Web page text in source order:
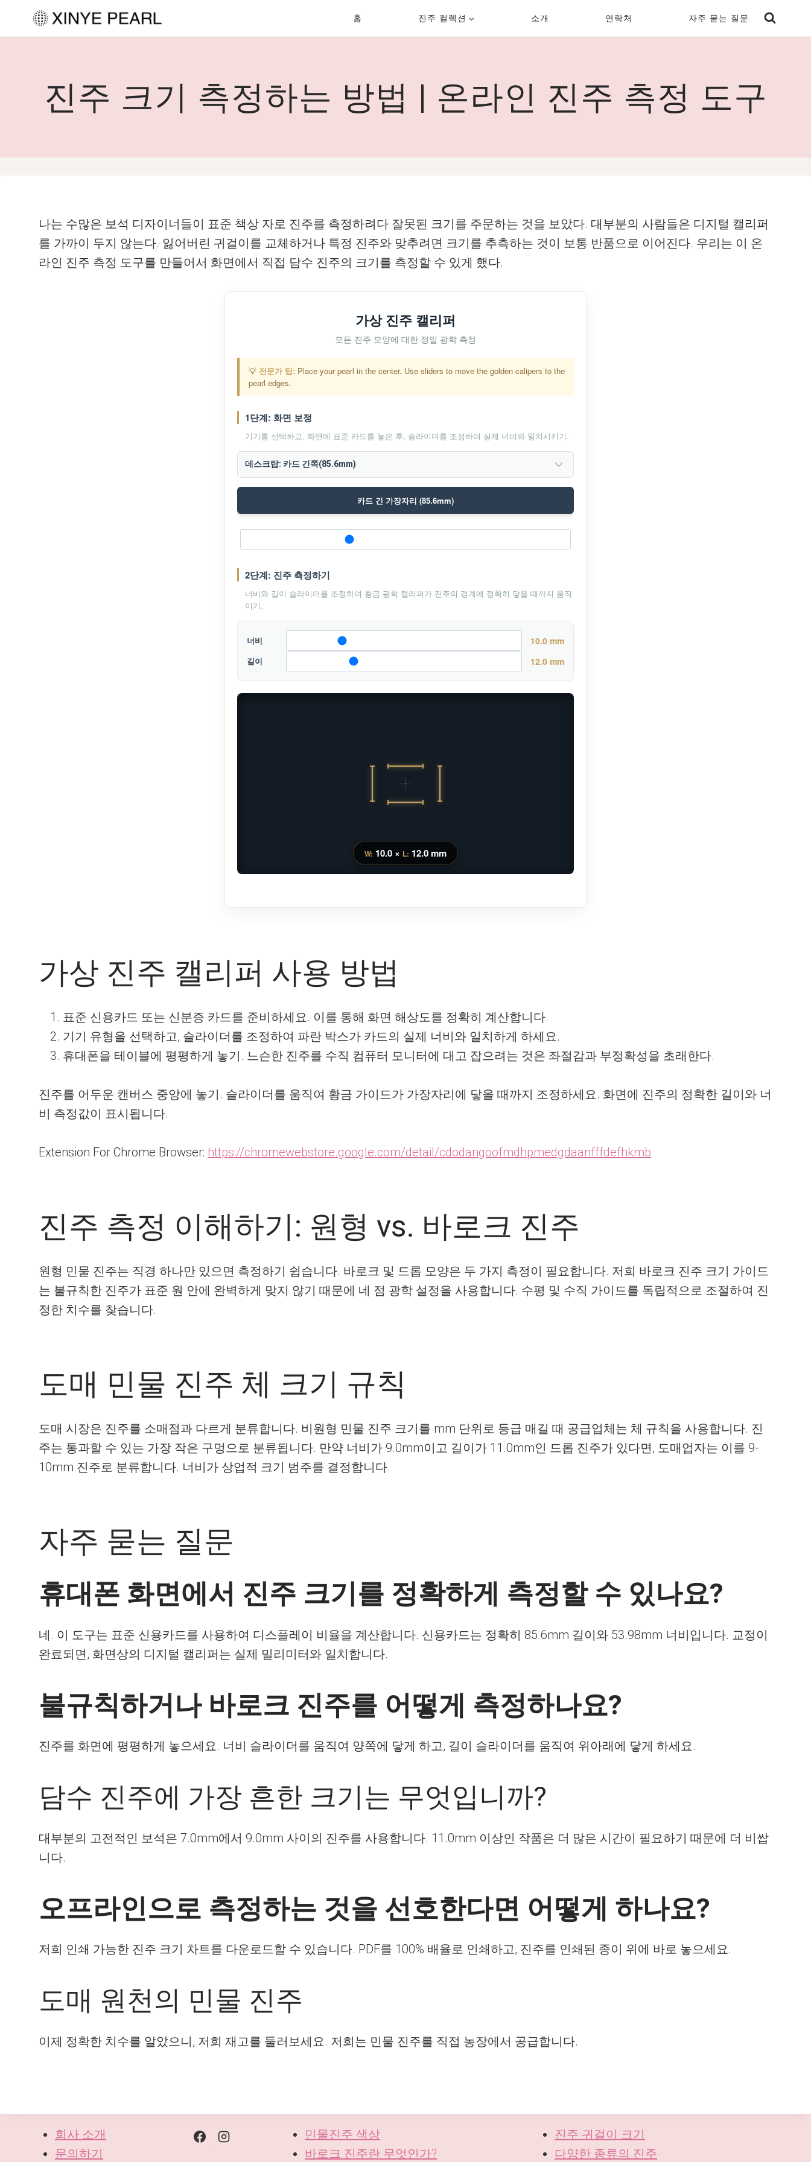
홈 진주 컬렉션 소개 연락처 자주 묻는 질문
진주 크기 측정하는 방법 | 온라인 진주 측정 도구
나는 수많은 보석 디자이너들이 표준 책상 자로 진주를 측정하려다 잘못된 크기를 주문하는 것을 보았다. 대부분의 사람들은 디지털 캘리퍼
를 가까이 두지 않는다. 잃어버린 귀걸이를 교체하거나 특정 진주와 맞추려면 크기를 추측하는 것이 보통 반품으로 이어진다. 우리는 이 온
라인 진주 측정 도구를 만들어서 화면에서 직접 담수 진주의 크기를 측정할 수 있게 했다.
가상 진주 캘리퍼
모든 진주 모양에 대한 정밀 광학 측정
💡 전문가 팁: Place your pearl in the center. Use sliders to move the golden calipers to the
pearl edges.
1단계: 화면 보정
기기를 선택하고, 화면에 표준 카드를 놓은 후, 슬라이더를 조정하여 실제 너비와 일치시키기.
카드 긴 가장자리 (85.6mm)
2단계: 진주 측정하기
너비와 길이 슬라이더를 조정하여 황금 광학 캘리퍼가 진주의 경계에 정확히 닿을 때까지 움직
이기.
너비 10.0 mm
길이 12.0 mm
W: 10.0 × L: 12.0 mm
가상 진주 캘리퍼 사용 방법
표준 신용카드 또는 신분증 카드를 준비하세요. 이를 통해 화면 해상도를 정확히 계산합니다.
기기 유형을 선택하고, 슬라이더를 조정하여 파란 박스가 카드의 실제 너비와 일치하게 하세요.
휴대폰을 테이블에 평평하게 놓기. 느슨한 진주를 수직 컴퓨터 모니터에 대고 잡으려는 것은 좌절감과 부정확성을 초래한다.
진주를 어두운 캔버스 중앙에 놓기. 슬라이더를 움직여 황금 가이드가 가장자리에 닿을 때까지 조정하세요. 화면에 진주의 정확한 길이와 너
비 측정값이 표시됩니다.
Extension For Chrome Browser: https://chromewebstore.google.com/detail/cdodangoofmdhpmedgdaanfffdefhkmb
진주 측정 이해하기: 원형 vs. 바로크 진주
원형 민물 진주는 직경 하나만 있으면 측정하기 쉽습니다. 바로크 및 드롭 모양은 두 가지 측정이 필요합니다. 저희 바로크 진주 크기 가이드
는 불규칙한 진주가 표준 원 안에 완벽하게 맞지 않기 때문에 네 점 광학 설정을 사용합니다. 수평 및 수직 가이드를 독립적으로 조절하여 진
정한 치수를 찾습니다.
도매 민물 진주 체 크기 규칙
도매 시장은 진주를 소매점과 다르게 분류합니다. 비원형 민물 진주 크기를 mm 단위로 등급 매길 때 공급업체는 체 규칙을 사용합니다. 진
주는 통과할 수 있는 가장 작은 구멍으로 분류됩니다. 만약 너비가 9.0mm이고 길이가 11.0mm인 드롭 진주가 있다면, 도매업자는 이를 9-
10mm 진주로 분류합니다. 너비가 상업적 크기 범주를 결정합니다.
자주 묻는 질문
휴대폰 화면에서 진주 크기를 정확하게 측정할 수 있나요?
네. 이 도구는 표준 신용카드를 사용하여 디스플레이 비율을 계산합니다. 신용카드는 정확히 85.6mm 길이와 53.98mm 너비입니다. 교정이
완료되면, 화면상의 디지털 캘리퍼는 실제 밀리미터와 일치합니다.
불규칙하거나 바로크 진주를 어떻게 측정하나요?
진주를 화면에 평평하게 놓으세요. 너비 슬라이더를 움직여 양쪽에 닿게 하고, 길이 슬라이더를 움직여 위아래에 닿게 하세요.
담수 진주에 가장 흔한 크기는 무엇입니까?
대부분의 고전적인 보석은 7.0mm에서 9.0mm 사이의 진주를 사용합니다. 11.0mm 이상인 작품은 더 많은 시간이 필요하기 때문에 더 비쌉
니다.
오프라인으로 측정하는 것을 선호한다면 어떻게 하나요?
저희 인쇄 가능한 진주 크기 차트를 다운로드할 수 있습니다. PDF를 100% 배율로 인쇄하고, 진주를 인쇄된 종이 위에 바로 놓으세요.
도매 원천의 민물 진주
이제 정확한 치수를 알았으니, 저희 재고를 둘러보세요. 저희는 민물 진주를 직접 농장에서 공급합니다.
회사 소개
문의하기
민물진주 색상
바로크 진주란 무엇인가?
진주 귀걸이 크기
다양한 종류의 진주